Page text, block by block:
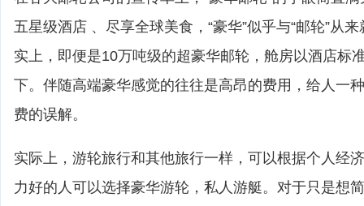
五星级酒店 、尽享全球美食，“豪华”似乎与“邮轮”从
实上，即便是10万吨级的超豪华邮轮，舱房以酒店标
下。伴随高端豪华感觉的往往是高昂的费用，给人一
费的误解。
实际上，游轮旅行和其他旅行一样，可以根据个人经
力好的人可以选择豪华游轮，私人游艇。对于只是想